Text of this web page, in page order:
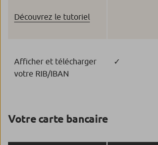
Découvrez le tutoriel
Afficher et télécharger
votre RIB/IBAN
✓
Votre carte bancaire